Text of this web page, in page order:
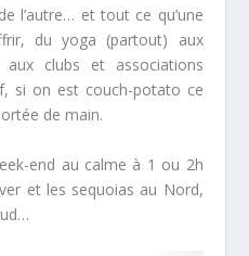
l’autre… et tout ce qu’une
du yoga (partout) aux
clubs et associations
si on est couch-potato ce
de main.
end au calme à 1 ou 2h
et les sequoias au Nord,